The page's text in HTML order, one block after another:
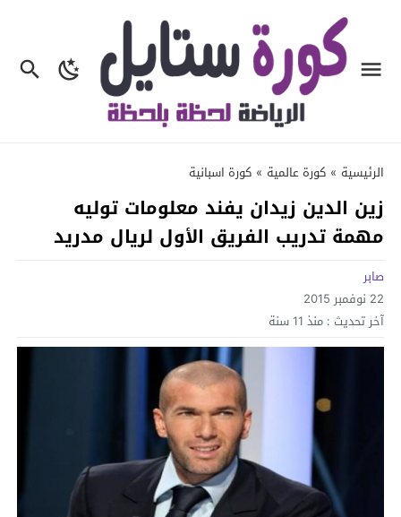
الرئيسية » كورة عالمية » كورة اسبانية
زين الدين زيدان يفند معلومات توليه
مهمة تدريب الفريق الأول لريال مدريد
صابر
22 نوفمبر 2015
آخر تحديث : منذ 11 سنة